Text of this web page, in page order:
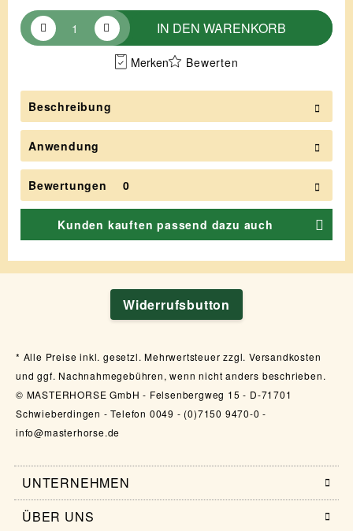
IN DEN WARENKORB
Merken Bewerten
Beschreibung
Anwendung
Bewertungen 0
Kunden kauften passend dazu auch
Widerrufsbutton
Alle Preise inkl. gesetzl. Mehrwertsteuer zzgl. Versandkosten
und ggf. Nachnahmegebühren, wenn nicht anders beschrieben.
© MASTERHORSE GmbH - Felsenbergweg 15 - D-71701
Schwieberdingen - Telefon 0049 - (0)7150 9470-0 -
info@masterhorse.de
UNTERNEHMEN
ÜBER UNS